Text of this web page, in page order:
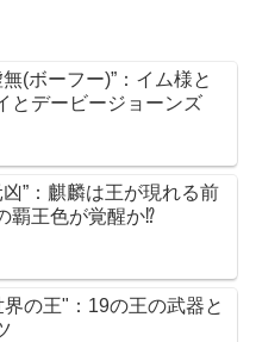
(ボーフー)”：イム様と
とデービージョーンズ
”：麒麟は王が現れる前
覇王色が覚醒か⁉︎
の王"：19の王の武器と